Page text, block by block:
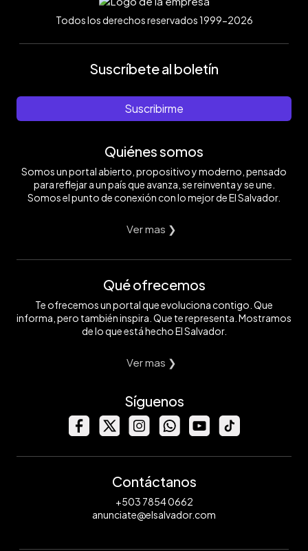
Todos los derechos reservados 1999-2026
Suscríbete al boletín
Suscribirme
Quiénes somos
Somos un portal abierto, propositivo y moderno, pensado
para reflejar a un país que avanza, se reinventa y se une.
Somos el punto de conexión con lo mejor de El Salvador.
Ver mas ❯
Qué ofrecemos
Te ofrecemos un portal que evoluciona contigo. Que
informa, pero también inspira. Que te representa. Mostramos
de lo que está hecho El Salvador.
Ver mas ❯
Síguenos
Contáctanos
+503 7854 0662
anunciate@elsalvador.com